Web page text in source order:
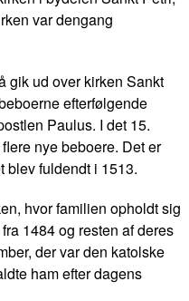
var dengang
gik ud over kirken Sankt
efterfølgende
Paulus. I det 15.
nye beboere. Det er
blev fuldendt i 1513.
hvor familien opholdt sig
1484 og resten af deres
der var den katolske
ham efter dagens